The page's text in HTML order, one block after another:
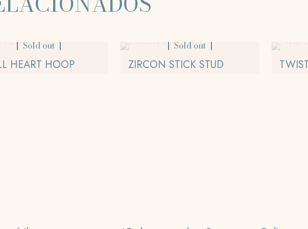
Sold out
HEART HOOP
Sold out
ZIRCON STICK STUD